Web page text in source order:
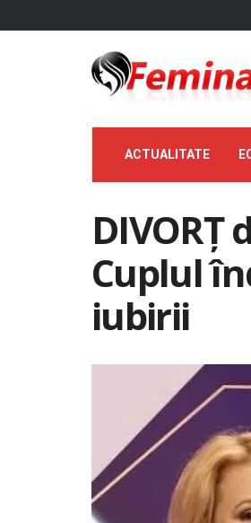
ACTUALITATE
DIVORȚ
Cuplul
iubirii